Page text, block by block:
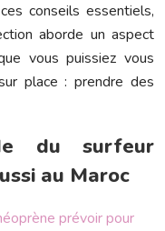
conseils essentiels,
aborde un aspect
vous puissiez vous
place : prendre des
du surfeur
au Maroc
prévoir pour